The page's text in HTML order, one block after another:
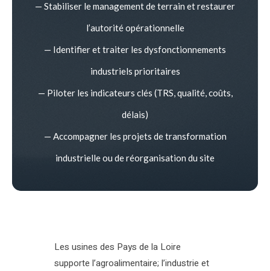
— Stabiliser le management de terrain et restaurer
l’autorité opérationnelle
— Identifier et traiter les dysfonctionnements
industriels prioritaires
— Piloter les indicateurs clés (TRS, qualité, coûts,
délais)
— Accompagner les projets de transformation
industrielle ou de réorganisation du site
Les usines des Pays de la Loire
supporte l’agroalimentaire; l’industrie et